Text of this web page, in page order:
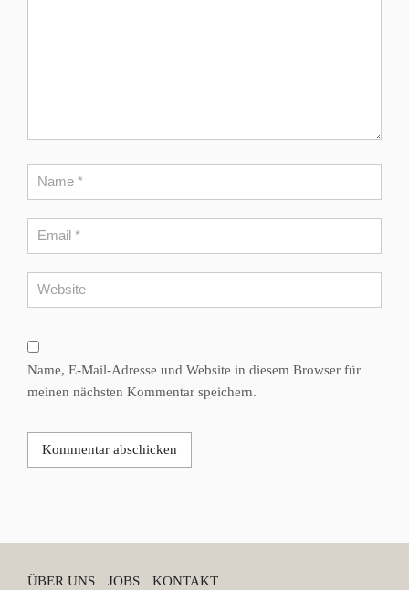
Name, E-Mail-Adresse und Website in diesem Browser für
meinen nächsten Kommentar speichern.
ÜBER UNS JOBS KONTAKT